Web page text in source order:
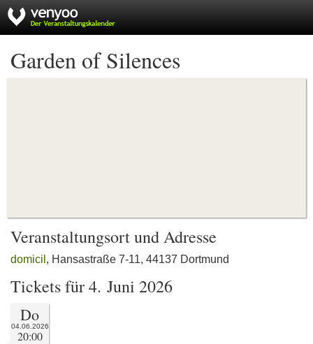
Garden of Silences
Veranstaltungsort und Adresse
domicil , Hansastraße 7-11, 44137 Dortmund
Tickets für 4. Juni 2026
Do
04.06.2026
20:00